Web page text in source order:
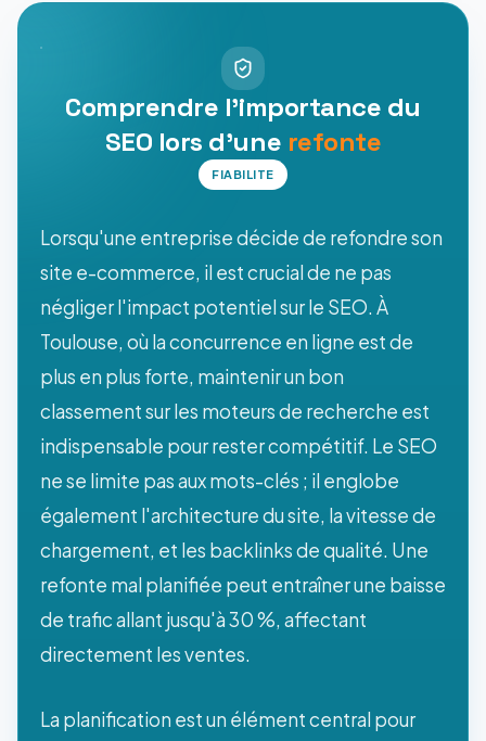
Comprendre l'importance du
SEO lors d'une refonte
FIABILITE
Lorsqu'une entreprise décide de refondre son
site e-commerce, il est crucial de ne pas
négliger l'impact potentiel sur le SEO. À
Toulouse, où la concurrence en ligne est de
plus en plus forte, maintenir un bon
classement sur les moteurs de recherche est
indispensable pour rester compétitif. Le SEO
ne se limite pas aux mots-clés ; il englobe
également l'architecture du site, la vitesse de
chargement, et les backlinks de qualité. Une
refonte mal planifiée peut entraîner une baisse
de trafic allant jusqu'à 30 %, affectant
directement les ventes.
La planification est un élément central pour